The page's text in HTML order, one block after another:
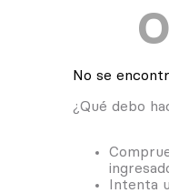
No se
¿Qué debo
Intenta